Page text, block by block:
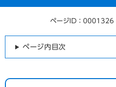
ページID：0001326
ページ内目次